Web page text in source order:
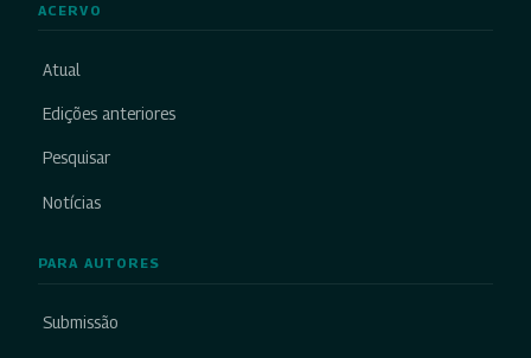
ACERVO
Atual
Edições anteriores
Pesquisar
Notícias
PARA AUTORES
Submissão